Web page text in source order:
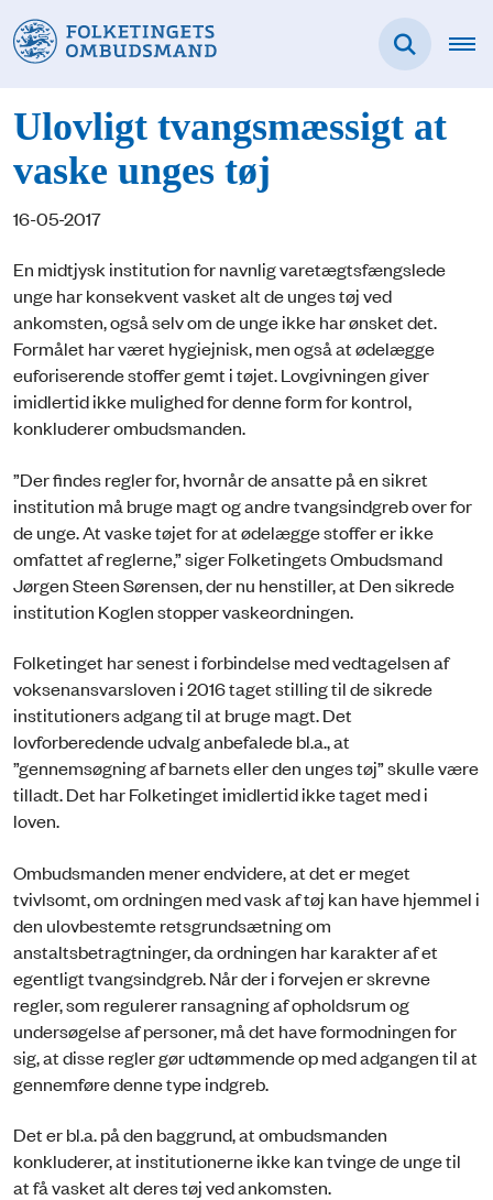
Ulovligt tvangsmæssigt at
vaske unges tøj
16-05-2017
En midtjysk institution for navnlig varetægtsfængslede
unge har konsekvent vasket alt de unges tøj ved
ankomsten, også selv om de unge ikke har ønsket det.
Formålet har været hygiejnisk, men også at ødelægge
euforiserende stoffer gemt i tøjet. Lovgivningen giver
imidlertid ikke mulighed for denne form for kontrol,
konkluderer ombudsmanden.
”Der findes regler for, hvornår de ansatte på en sikret
institution må bruge magt og andre tvangsindgreb over for
de unge. At vaske tøjet for at ødelægge stoffer er ikke
omfattet af reglerne,” siger Folketingets Ombudsmand
Jørgen Steen Sørensen, der nu henstiller, at Den sikrede
institution Koglen stopper vaskeordningen.
Folketinget har senest i forbindelse med vedtagelsen af
voksenansvarsloven i 2016 taget stilling til de sikrede
institutioners adgang til at bruge magt. Det
lovforberedende udvalg anbefalede bl.a., at
”gennemsøgning af barnets eller den unges tøj” skulle være
tilladt. Det har Folketinget imidlertid ikke taget med i
loven.
Ombudsmanden mener endvidere, at det er meget
tvivlsomt, om ordningen med vask af tøj kan have hjemmel i
den ulovbestemte retsgrundsætning om
anstaltsbetragtninger, da ordningen har karakter af et
egentligt tvangsindgreb. Når der i forvejen er skrevne
regler, som regulerer ransagning af opholdsrum og
undersøgelse af personer, må det have formodningen for
sig, at disse regler gør udtømmende op med adgangen til at
gennemføre denne type indgreb.
Det er bl.a. på den baggrund, at ombudsmanden
konkluderer, at institutionerne ikke kan tvinge de unge til
at få vasket alt deres tøj ved ankomsten.